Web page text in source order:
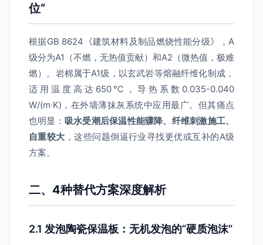
位”
根据GB 8624《建筑材料及制品燃烧性能分级》，A
级分为A1（不燃，无热值贡献）和A2（微热值，极难
燃）。岩棉属于A1级，以玄武岩等熔融纤维化制成，
适用温度高达650℃，导热系数0.035-0.040
W/(m·K)，在外墙薄抹灰系统中应用最广。但其痛点
也明显： 吸水受潮后保温性能骤降、纤维刺激施工、
自重较大 ，这些问题倒逼行业寻找更优或互补的A级
方案。
二、4种替代方案深度解析
2.1 发泡陶瓷保温板：无机发泡的“硬质泡沫”